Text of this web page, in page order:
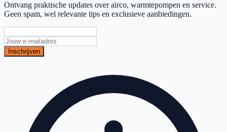
Ontvang praktische updates over airco, warmtepompen en service.
Geen spam, wel relevante tips en exclusieve aanbiedingen.
Inschrijven